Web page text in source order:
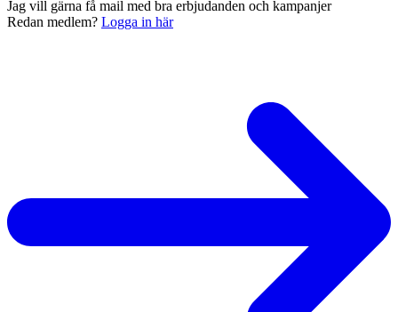
Jag vill gärna få mail med bra erbjudanden och kampanjer
Redan medlem? Logga in här